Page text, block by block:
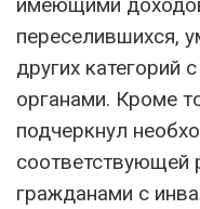
переселившихся,
других категорий
органами. Кроме
подчеркнул
соответствующей
гражданами с